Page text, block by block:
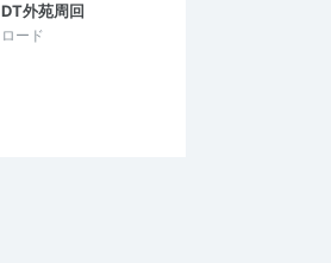
DT外苑周回
ロード